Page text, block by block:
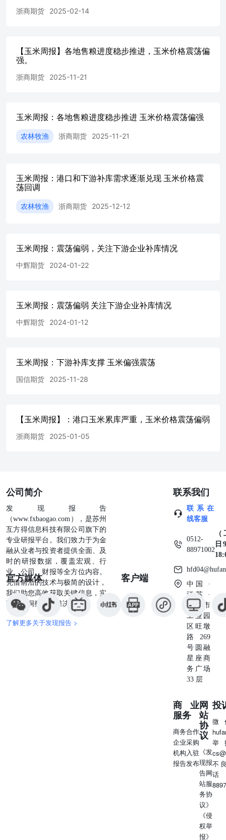
浙商期货 2025-02-14
【玉米周报】各地售粮进度稳步推进，玉米价格震荡偏
强。
浙商期货 2025-11-21
玉米周报：各地售粮进度稳步推进 玉米价格震荡偏强
农林牧渔 浙商期货 2025-11-21
玉米周报：港口和下游补库需求逐渐兑现 玉米价格震
荡回调
农林牧渔 浙商期货 2025-12-12
玉米周报：震荡偏弱，关注下游企业补库情况
中辉期货 2024-01-22
玉米周报：震荡偏弱 关注下游企业补库情况
中辉期货 2024-01-12
玉米周报：下游补库支撑 玉米偏强震荡
国信期货 2025-11-28
【玉米周报】：港口玉米累库严重，玉米价格震荡偏弱
浙商期货 2025-01-05
公司简介
发现报告
（www.fxbaogao.com），是苏州
互方得信息科技有限公司旗下的
专业研报平台。我们致力于为金
融从业者与投资者提供全面、及
时的研报数据，覆盖宏观、行
业、公司、财报等全方位内容。
凭借前沿的技术与极简的设计，
我们助您高效获取关键信息，实
现深度洞察与精准决策。
了解更多关于发现报告 >
官方媒体 客户端
联系我们
联系在
线客服
0512-
88971002
日
中国 ·
江苏 ·
苏州市
工业园
区旺墩
路269
号圆融
星座商
务广场
33 层
商业
服务
商务合作
企业采购
机构入驻
报告发布
网
站
协
议
《发
现报
告网
站服
务协
议》
《侵
权举
报》
投
微
举
不